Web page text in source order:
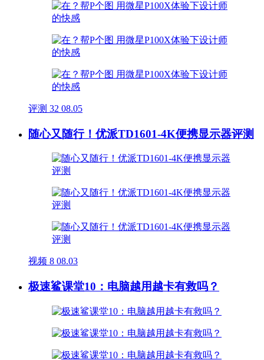
评测 32 08.05
随心又随行！优派TD1601-4K便携显示器评测
视频 8 08.03
极速鲨课堂10：电脑越用越卡有救吗？